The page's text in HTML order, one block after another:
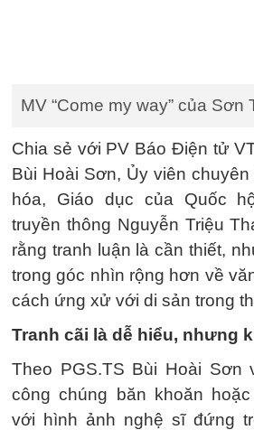
MV “Come my way” của Sơn
Chia sẻ với PV Báo Điện tử
Bùi Hoài Sơn, Ủy viên
hóa, Giáo dục của Quốc
truyền thông Nguyễn Triệu
rằng tranh luận là cần thiết,
trong góc nhìn rộng hơn về
cách ứng xử với di sản trong
Tranh cãi là dễ hiểu, nhưng
Theo PGS.TS Bùi Hoài Sơn
công chúng băn khoăn
với hình ảnh nghệ sĩ đứng